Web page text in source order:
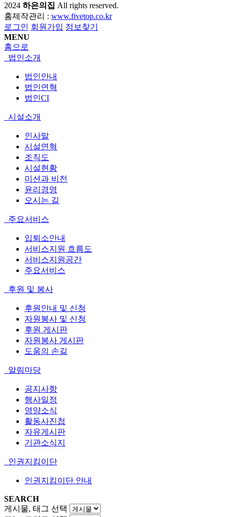
2024 하은의집 All rights reserved.
홈제작관리 : www.fivetop.co.kr
로그인 회원가입 정보찾기
MENU
홈으로
법인소개
법인안내
법인연혁
법인CI
시설소개
인사말
시설연혁
조직도
시설현황
미션과 비전
윤리경영
오시는 길
주요서비스
입퇴소안내
서비스지원 흐름도
서비스지원공간
주요서비스
후원 및 봉사
후원안내 및 신청
자원봉사 및 신청
후원 게시판
자원봉사 게시판
도움의 손길
알림마당
공지사항
행사일정
영양소식
활동사진첩
자유게시판
기관소식지
인권지킴이단
인권지킴이단 안내
SEARCH
게시물, 태그 선택